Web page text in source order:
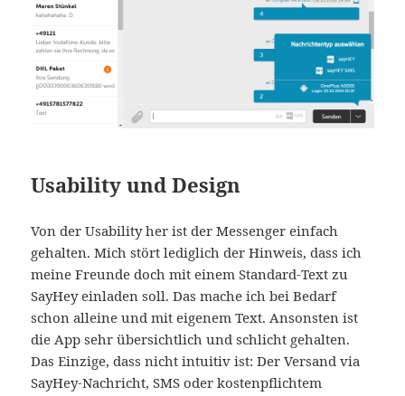
Usability und Design
Von der Usability her ist der Messenger einfach
gehalten. Mich stört lediglich der Hinweis, dass ich
meine Freunde doch mit einem Standard-Text zu
SayHey einladen soll. Das mache ich bei Bedarf
schon alleine und mit eigenem Text. Ansonsten ist
die App sehr übersichtlich und schlicht gehalten.
Das Einzige, dass nicht intuitiv ist: Der Versand via
SayHey-Nachricht, SMS oder kostenpflichtem